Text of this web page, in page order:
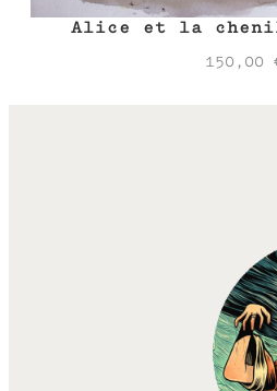
Alice et la
150,00